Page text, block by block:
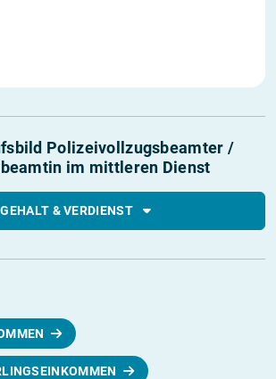
Polizeivollzugsbeamter /
im mittleren Dienst
GEHALT & VERDIENST